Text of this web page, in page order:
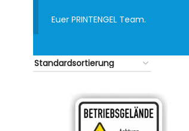
Euer PRINTENGEL Team.